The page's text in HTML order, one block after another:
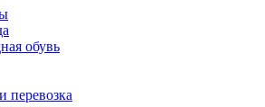
обувь
перевозка